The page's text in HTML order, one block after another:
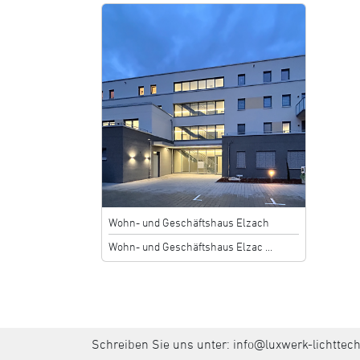
Wohn- und Geschäftshaus Elzach
Wohn- und Geschäftshaus Elzac ...
Schreiben Sie uns unter: info@luxwerk-